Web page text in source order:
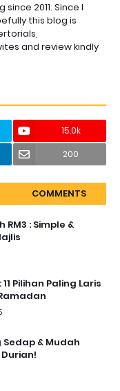
2011. Since I
this blog is
and review kindly
15.0k
200
COMMENTS
: Simple &
Pilihan Paling Laris
Sedap & Mudah